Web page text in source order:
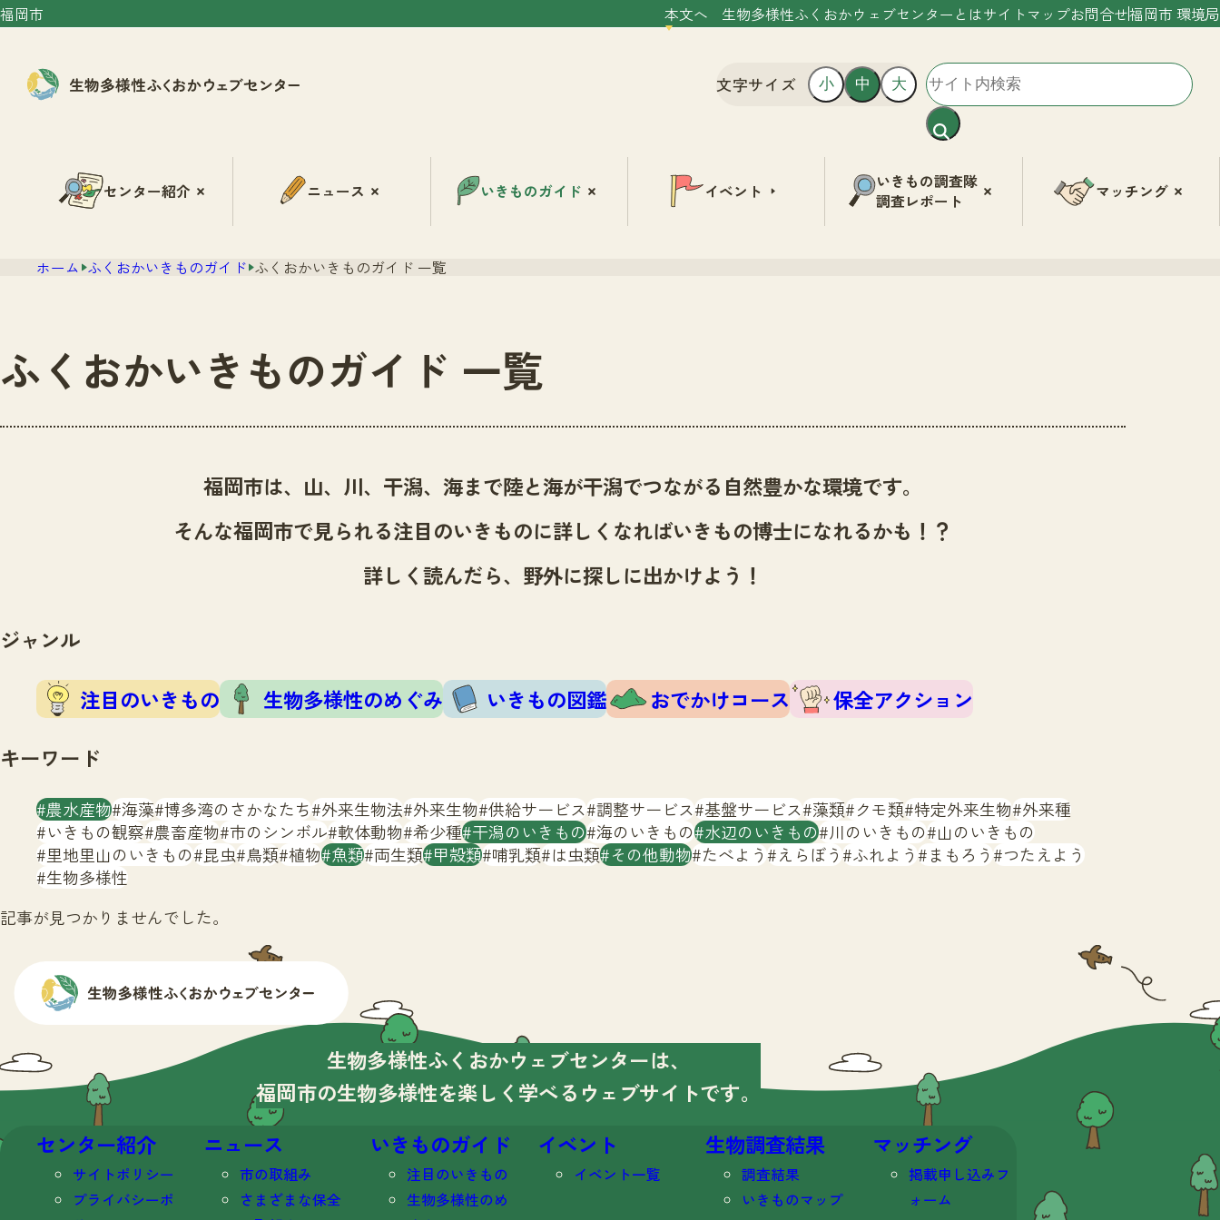
福岡市 本文へ 生物多様性ふくおかウェブセンターとはサイトマップお問合せ福岡市 環境局
文字サイズ 小 中 大
センター紹介 ニュース いきものガイド イベント
いきもの調査隊
調査レポート
マッチング
ホーム ふくおかいきものガイド ふくおかいきものガイド 一覧
ふくおかいきものガイド 一覧
福岡市は、山、川、干潟、海まで陸と海が干潟でつながる自然豊かな環境です。
そんな福岡市で見られる注目のいきものに詳しくなればいきもの博士になれるかも！？
詳しく読んだら、野外に探しに出かけよう！
ジャンル
注目のいきもの 生物多様性のめぐみ いきもの図鑑 おでかけコース
保全アクション
キーワード
農水産物 海藻 博多湾のさかなたち 外来生物法 外来生物 供給サービス 調整サービス 基盤サービス 藻類 クモ類 特定外来生物 外来種
いきもの観察 農畜産物 市のシンボル 軟体動物 希少種 干潟のいきもの 海のいきもの 水辺のいきもの 川のいきもの 山のいきもの
里地里山のいきもの 昆虫 鳥類 植物 魚類 両生類 甲殻類 哺乳類 は虫類 その他動物 たべよう えらぼう ふれよう まもろう つたえよう
生物多様性
記事が見つかりませんでした。
生物多様性ふくおかウェブセンターは、
福岡市の生物多様性を楽しく学べる ウェブサイトです。
センター紹介
サイトポリシー
プライバシーポ
ニュース
市の取組み
さまざまな保全
いきものガイド
注目のいきもの
生物多様性のめ
イベント
イベント一覧
生物調査結果
調査結果
いきものマップ
マッチング
掲載申し込みフ
ォーム